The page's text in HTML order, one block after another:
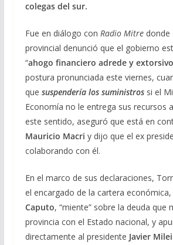
colegas del sur.
Fue en diálogo con Radio Mitredonde
provincial denunció que el gobierno
“ahogo financiero adrede y
postura pronunciada este viernes,
que suspendería los suministrossi el
Economía no le entrega sus recursos
este sentido, aseguró que está en
Mauricio Macri y dijo que el ex
colaborando con él.
En el marco de sus declaraciones,
el encargado de la cartera económica,
Caputo, “miente” sobre la deuda que
provincia con el Estado nacional, y
directamente al presidente Javier Milei